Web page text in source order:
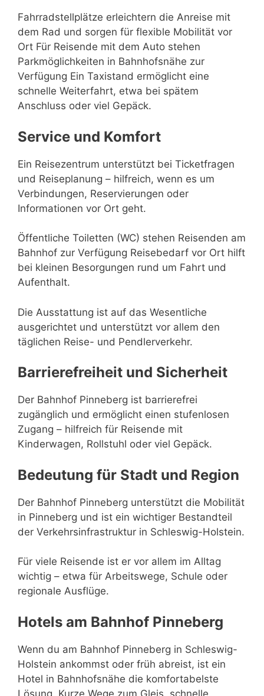
Fahrradstellplätze erleichtern die Anreise mit
dem Rad und sorgen für flexible Mobilität vor
Ort Für Reisende mit dem Auto stehen
Parkmöglichkeiten in Bahnhofsnähe zur
Verfügung Ein Taxistand ermöglicht eine
schnelle Weiterfahrt, etwa bei spätem
Anschluss oder viel Gepäck.
Service und Komfort
Ein Reisezentrum unterstützt bei Ticketfragen
und Reiseplanung – hilfreich, wenn es um
Verbindungen, Reservierungen oder
Informationen vor Ort geht.
Öffentliche Toiletten (WC) stehen Reisenden am
Bahnhof zur Verfügung Reisebedarf vor Ort hilft
bei kleinen Besorgungen rund um Fahrt und
Aufenthalt.
Die Ausstattung ist auf das Wesentliche
ausgerichtet und unterstützt vor allem den
täglichen Reise- und Pendlerverkehr.
Barrierefreiheit und Sicherheit
Der Bahnhof Pinneberg ist barrierefrei
zugänglich und ermöglicht einen stufenlosen
Zugang – hilfreich für Reisende mit
Kinderwagen, Rollstuhl oder viel Gepäck.
Bedeutung für Stadt und Region
Der Bahnhof Pinneberg unterstützt die Mobilität
in Pinneberg und ist ein wichtiger Bestandteil
der Verkehrsinfrastruktur in Schleswig-Holstein.
Für viele Reisende ist er vor allem im Alltag
wichtig – etwa für Arbeitswege, Schule oder
regionale Ausflüge.
Hotels am Bahnhof Pinneberg
Wenn du am Bahnhof Pinneberg in Schleswig-
Holstein ankommst oder früh abreist, ist ein
Hotel in Bahnhofsnähe die komfortabelste
Lösung. Kurze Wege zum Gleis, schnelle